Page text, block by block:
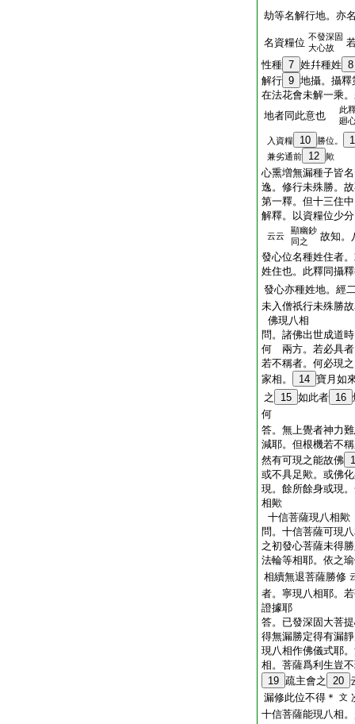
劫等名解行地。亦
名資糧位 不發深固
大心故
性種 7 姓幷種姓 8
解行 9 地攝。攝釋
在法花會未解一乘
地者同此意也
此
廻
入資糧 10 勝位。
兼劣通前 12 歟
心熏増無漏種子皆
逸。修行未殊勝。
第一釋。但十三住
解釋。以資糧位少
云云
顯幽鈔
同之
故知。
發心位名種姓住者
姓住也。此釋同攝
發心亦種姓地。經
未入僧祇行未殊勝
佛現八相
問。諸佛出世成道
何 兩方。若必具者
若不稱者。何必現
家相。
14 寶月如
之
15 如此者 16
何
答。無上覺者神力
減耶。但根機若不
然有可現之能故佛
或不具足歟。或佛
現。餘所餘身或現
相歟
十信菩薩現八相歟
問。十信菩薩可
之初發心菩薩未得
法輪等相耶。依之
相續無退菩薩勝修
者。寧現八相耶。
證據耶
答。已發深固大菩
得無漏勝定得有漏
現八相作佛儀式耶
相。菩薩爲利生豈
19 疏主會之 20
漏修此位不得＊
文
十信菩薩能現八相